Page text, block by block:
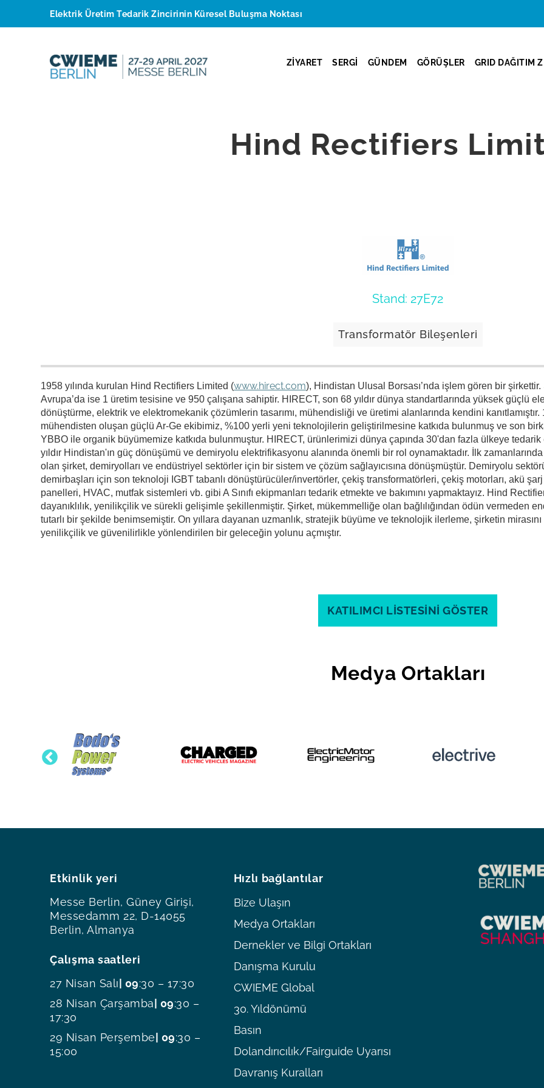
Elektrik Üretim Tedarik Zincirinin Küresel Buluşma Noktası
ZİYARET SERGİ GÜNDEM GÖRÜŞLER GRID DAĞITIM
Hind Rectifiers
Stand: 27E72
Transformatör Bileşenleri
1958 yılında kurulan Hind Rectifiers Limited (www.hirect.com), Hindistan Ulusal Borsası’nda işlem gören bir
Avrupa’da ise 1 üretim tesisine ve 950 çalışana sahiptir. HIRECT, son 68 yıldır dünya standartlarında yüksek güçlü
dönüştürme, elektrik ve elektromekanik çözümlerin tasarımı, mühendisliği ve üretimi alanlarında kendini
mühendisten oluşan güçlü Ar-Ge ekibimiz, %100 yerli yeni teknolojilerin geliştirilmesine katkıda bulunmuş ve son
YBBO ile organik büyümemize katkıda bulunmuştur. HIRECT, ürünlerimizi dünya çapında 30'dan fazla ülkeye
yıldır Hindistan'ın güç dönüşümü ve demiryolu elektrifikasyonu alanında önemli bir rol oynamaktadır. İlk
olan şirket, demiryolları ve endüstriyel sektörler için bir sistem ve çözüm sağlayıcısına dönüşmüştür. Demiryolu
demirbaşları için son teknoloji IGBT tabanlı dönüştürücüler/invertörler, çekiş transformatörleri, çekiş motorları, akü
panelleri, HVAC, mutfak sistemleri vb. gibi A Sınıfı ekipmanları tedarik etmekte ve bakımını yapmaktayız. Hind
dayanıklılık, yenilikçilik ve sürekli gelişimle şekillenmiştir. Şirket, mükemmelliğe olan bağlılığından ödün vermeden
tutarlı bir şekilde benimsemiştir. On yıllara dayanan uzmanlık, stratejik büyüme ve teknolojik ilerleme, şirketin
yenilikçilik ve güvenilirlikle yönlendirilen bir geleceğin yolunu açmıştır.
KATILIMCI LİSTESİNİ GÖSTER
Medya Ortakları
Etkinlik yeri
Messe Berlin, Güney Girişi,
Messedamm 22, D-14055
Berlin, Almanya
Çalışma saatleri
27 Nisan Salı| 09:30 – 17:30
28 Nisan Çarşamba| 09:30 –
17:30
29 Nisan Perşembe| 09:30 –
15:00
Hızlı bağlantılar
Bize Ulaşın
Medya Ortakları
Dernekler ve Bilgi Ortakları
Danışma Kurulu
CWIEME Global
30. Yıldönümü
Basın
Dolandırıcılık/Fairguide Uyarısı
Davranış Kuralları